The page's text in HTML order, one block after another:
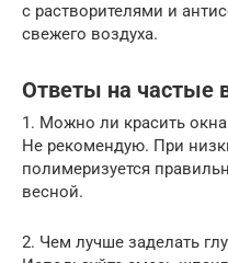
с растворителями и
свежего воздуха.
Ответы на частые
1. Можно ли красить
Не рекомендую. При
полимеризуется
весной.
2. Чем лучше заделать